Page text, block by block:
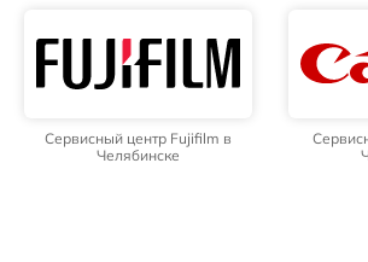
Сервисный центр Fujifilm в
Челябинске